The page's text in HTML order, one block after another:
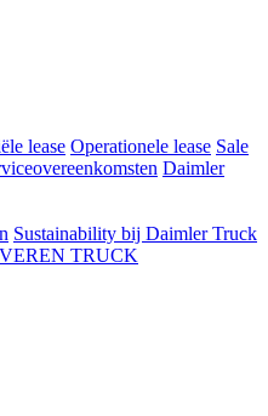
lease Operationele lease Sale
Daimler
Sustainability bij Daimler Truck
TRUCK